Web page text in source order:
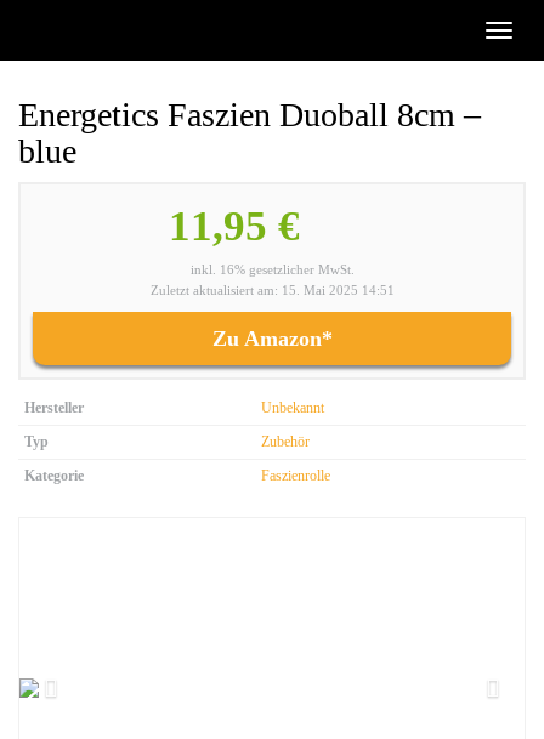
main
Toggle
Energetics Faszien Duoball 8cm –
blue
11,95 €
inkl. 16% gesetzlicher MwSt.
Zuletzt aktualisiert am: 15. Mai 2025 14:51
Zu Amazon*
Hersteller
Unbekannt
Typ
Zubehör
Kategorie
Faszienrolle